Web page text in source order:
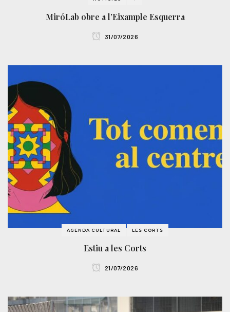
MiróLab obre a l’Eixample Esquerra
31/07/2026
AGENDA CULTURAL LES CORTS
Estiu a les Corts
21/07/2026